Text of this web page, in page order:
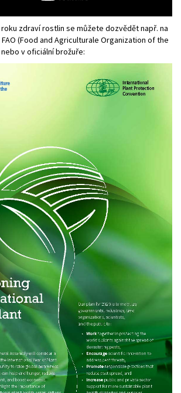
zdraví rostlin se můžete dozvědět např. na
(Food and Agriculturale Organization of the
nebo v oficiální brožuře: